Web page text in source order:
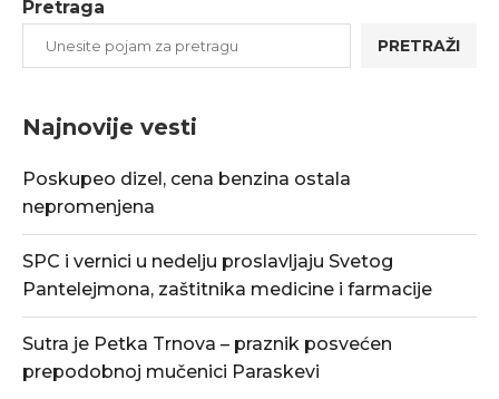
Pretraga
PRETRAŽI
Najnovije vesti
Poskupeo dizel, cena benzina ostala
nepromenjena
SPC i vernici u nedelju proslavljaju Svetog
Pantelejmona, zaštitnika medicine i farmacije
Sutra je Petka Trnova – praznik posvećen
prepodobnoj mučenici Paraskevi